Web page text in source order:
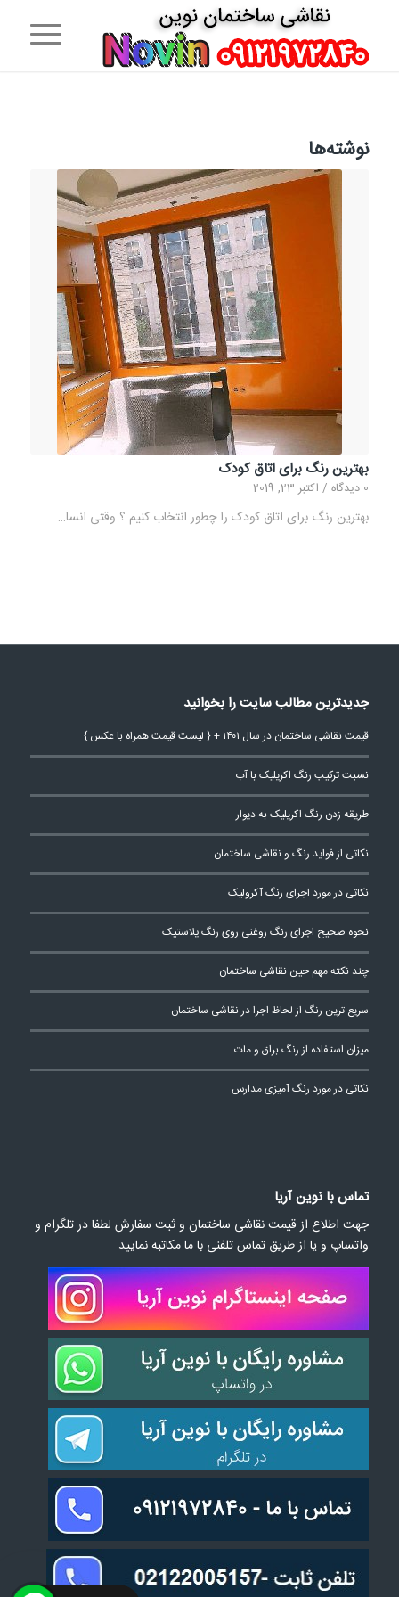
نوشته‌ها
بهترین رنگ برای اتاق کودک
0 دیدگاه / اکتبر 23, 2019
بهترین رنگ برای اتاق کودک را چطور انتخاب کنیم ؟ وقتی انسا…
جدیدترین مطالب سایت را بخوانید
قیمت نقاشی ساختمان در سال ۱۴۰۱ + { لیست قیمت همراه با عکس }
نسبت ترکیب رنگ اکریلیک با آب
طریقه زدن رنگ اکریلیک به دیوار
نکاتی از فواید رنگ و نقاشی ساختمان
نکاتی در مورد اجرای رنگ آکرولیک
نحوه صحیح اجرای رنگ روغنی روی رنگ پلاستیک
چند نکته مهم حین نقاشی ساختمان
سریع ترین رنگ از لحاظ اجرا در نقاشی ساختمان
میزان استفاده از رنگ براق و مات
نکاتی در مورد رنگ آمیزی مدارس
تماس با نوین آریا
جهت اطلاع از قیمت نقاشی ساختمان و ثبت سفارش لطفا در تلگرام و
واتساپ و یا از طریق تماس تلفنی با ما مکاتبه نمایید